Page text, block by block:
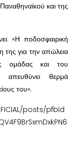
και της
«Η ποδοσφαιρική
της για την απώλεια
ομάδας και του
απευθύνει θερμά
του».
posts/pfbid